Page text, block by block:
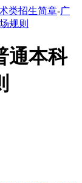
类招生简章-广
规则
通本科